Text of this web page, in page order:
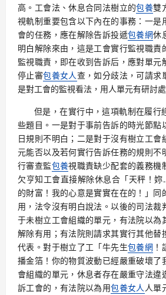
高。工會法、休息合同法樹立的包養雙
視軌制重要包含以下內在的事務：一是
會的任務，應在解除告訴投遞包養網休
明白解除來由，這是工會實行監視職責
監視職責，即在收到告訴后，應對單元
停止審包養女人查，如分歧法，可請求
是對工會的監視看法，用人單元有研討
但是，在實行中，這項軌制在履行
些題目。一是對于事前告訴的時光節點
日規則不明白；二是對于沒有樹立工會
元能否以及若何實行告訴任務的規則不
行審查監包養視職責缺少配套的義務機
欠亨知工會直接解除休息合「天秤！
的財富！我的心意是實實在在的！」同
用，法令沒有明白說法。以後的司法裁
于未樹立工會組織的單元，有法院以為
解除有用；有法院則請求其實行其他替
代表。對于樹立了工「牛先生包養網 ！
播金箔！你的物質波動已經嚴重破壞了
會組織的單元，休息者存在嚴重守法違
訴工會的，有法院以為用包養女人人單